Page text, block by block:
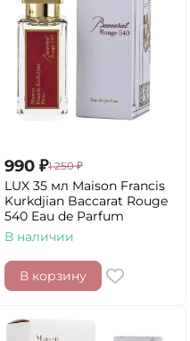
990 ₽1 250 ₽
LUX 35 мл Maison Francis
Kurkdjian Baccarat Rouge
540 Eau de Parfum
В наличии
В корзину